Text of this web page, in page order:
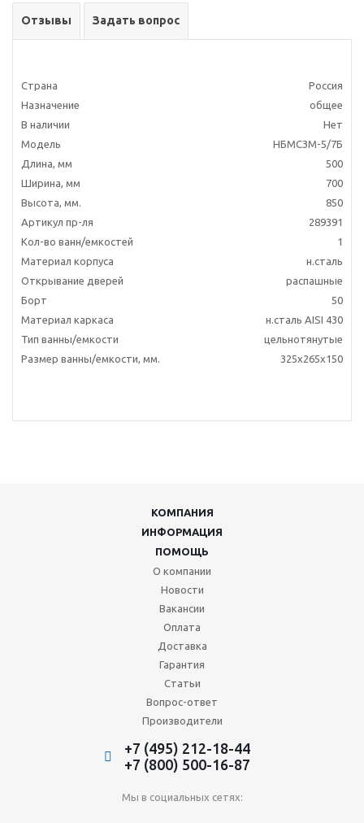
Отзывы Задать вопрос
Страна
Россия
Назначение
общее
В наличии
Нет
Модель
НБМСЗМ-5/7Б
Длина, мм
500
Ширина, мм
700
Высота, мм.
850
Артикул пр-ля
289391
Кол-во ванн/емкостей
1
Материал корпуса
н.сталь
Открывание дверей
распашные
Борт
50
Материал каркаса
н.сталь AISI 430
Тип ванны/емкости
цельнотянутые
Размер ванны/емкости, мм.
325х265х150
КОМПАНИЯ
ИНФОРМАЦИЯ
ПОМОЩЬ
О компании
Новости
Вакансии
Оплата
Доставка
Гарантия
Статьи
Вопрос-ответ
Производители
+7 (495) 212-18-44
+7 (800) 500-16-87
Мы в социальных сетях: